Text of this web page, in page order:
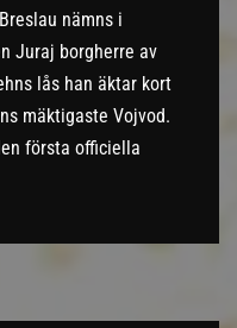
nämns i
Juraj borgherre av
lås han äktar kort
mäktigaste Vojvod.
första officiella